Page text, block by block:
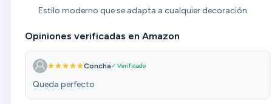
Estilo moderno que se adapta a cualquier decoración
Opiniones verificadas en Amazon
Concha✓ Verificado
Queda perfecto